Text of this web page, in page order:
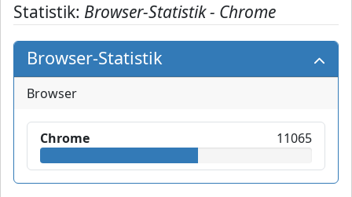
Statistik: Browser-Statistik - Chrome
Browser-Statistik
Browser
Chrome 11065